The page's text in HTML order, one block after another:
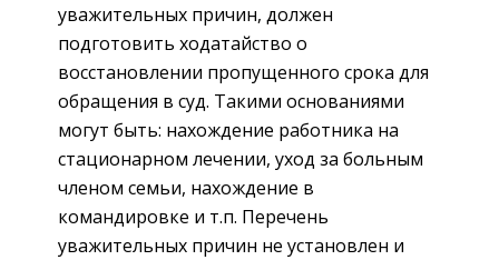
уважительных причин, должен
подготовить ходатайство о
восстановлении пропущенного срока для
обращения в суд. Такими основаниями
могут быть: нахождение работника на
стационарном лечении, уход за больным
членом семьи, нахождение в
командировке и т.п. Перечень
уважительных причин не установлен и